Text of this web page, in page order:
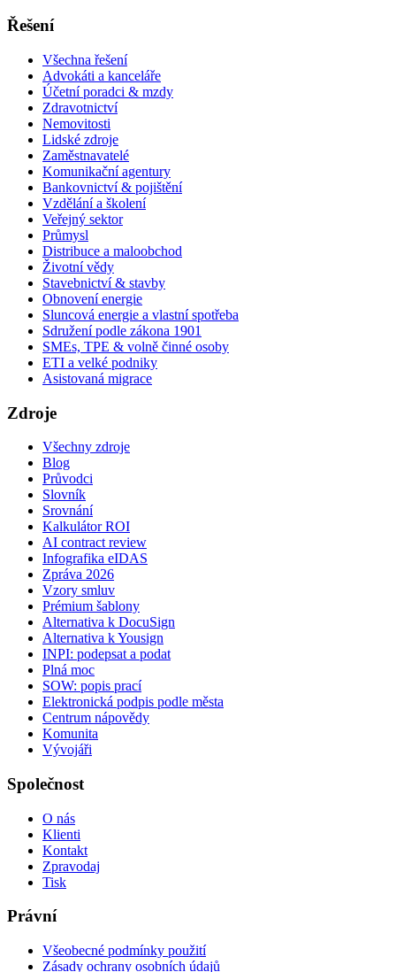
Řešení
Všechna řešení
Advokáti a kanceláře
Účetní poradci & mzdy
Zdravotnictví
Nemovitosti
Lidské zdroje
Zaměstnavatelé
Komunikační agentury
Bankovnictví & pojištění
Vzdělání a školení
Veřejný sektor
Průmysl
Distribuce a maloobchod
Životní vědy
Stavebnictví & stavby
Obnovení energie
Sluncová energie a vlastní spotřeba
Sdružení podle zákona 1901
SMEs, TPE & volně činné osoby
ETI a velké podniky
Asistovaná migrace
Zdroje
Všechny zdroje
Blog
Průvodci
Slovník
Srovnání
Kalkulátor ROI
AI contract review
Infografika eIDAS
Zpráva 2026
Vzory smluv
Prémium šablony
Alternativa k DocuSign
Alternativa k Yousign
INPI: podepsat a podat
Plná moc
SOW: popis prací
Elektronická podpis podle města
Centrum nápovědy
Komunita
Vývojáři
Společnost
O nás
Klienti
Kontakt
Zpravodaj
Tisk
Právní
Všeobecné podmínky použití
Zásady ochrany osobních údajů